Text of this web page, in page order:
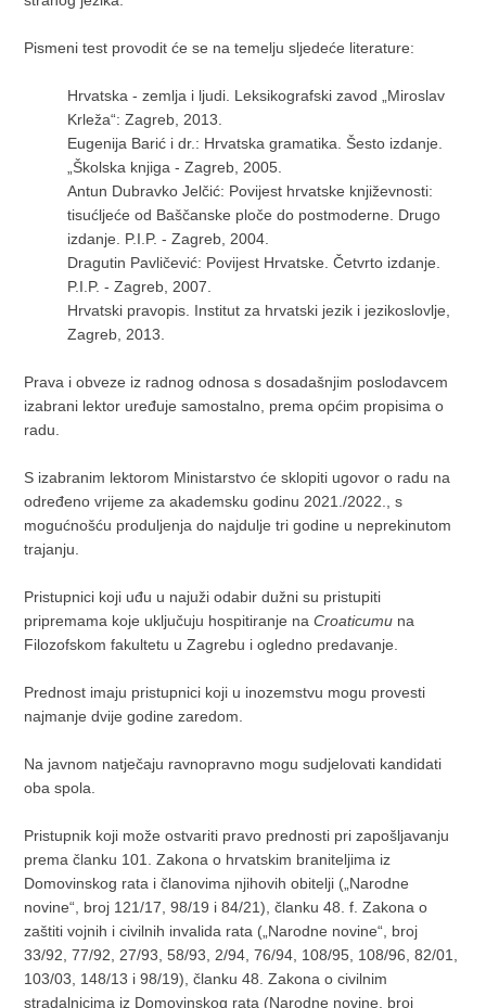
Pismeni test provodit će se na temelju sljedeće literature:
Hrvatska - zemlja i ljudi. Leksikografski zavod „Miroslav
Krleža“: Zagreb, 2013.
Eugenija Barić i dr.: Hrvatska gramatika. Šesto izdanje.
„Školska knjiga - Zagreb, 2005.
Antun Dubravko Jelčić: Povijest hrvatske književnosti:
tisućljeće od Baščanske ploče do postmoderne. Drugo
izdanje. P.I.P. - Zagreb, 2004.
Dragutin Pavličević: Povijest Hrvatske. Četvrto izdanje.
P.I.P. - Zagreb, 2007.
Hrvatski pravopis. Institut za hrvatski jezik i jezikoslovlje,
Zagreb, 2013.
Prava i obveze iz radnog odnosa s dosadašnjim poslodavcem
izabrani lektor uređuje samostalno, prema općim propisima o
radu.
S izabranim lektorom Ministarstvo će sklopiti ugovor o radu na
određeno vrijeme za akademsku godinu 2021./2022., s
mogućnošću produljenja do najdulje tri godine u neprekinutom
trajanju.
Pristupnici koji uđu u najuži odabir dužni su pristupiti
pripremama koje uključuju hospitiranje naCroaticumu na
Filozofskom fakultetu u Zagrebu i ogledno predavanje.
Prednost imaju pristupnici koji u inozemstvu mogu provesti
najmanje dvije godine zaredom.
Na javnom natječaju ravnopravno mogu sudjelovati kandidati
oba spola.
Pristupnik koji može ostvariti pravo prednosti pri zapošljavanju
prema članku 101. Zakona o hrvatskim braniteljima iz
Domovinskog rata i članovima njihovih obitelji („Narodne
novine“, broj 121/17, 98/19 i 84/21), članku 48. f. Zakona o
zaštiti vojnih i civilnih invalida rata („Narodne novine“, broj
33/92, 77/92, 27/93, 58/93, 2/94, 76/94, 108/95, 108/96, 82/01,
103/03, 148/13 i 98/19), članku 48. Zakona o civilnim
stradalnicima iz Domovinskog rata (Narodne novine, broj